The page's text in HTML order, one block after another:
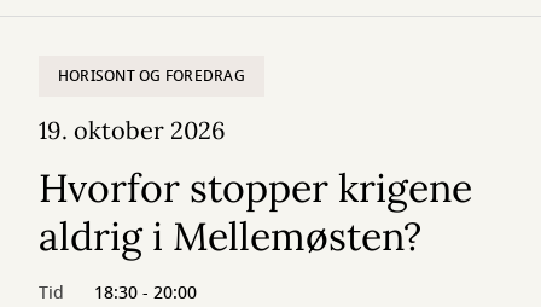
HORISONT OG FOREDRAG
19. oktober 2026
Hvorfor stopper krigene
aldrig i Mellemøsten?
Tid
18:30 - 20:00